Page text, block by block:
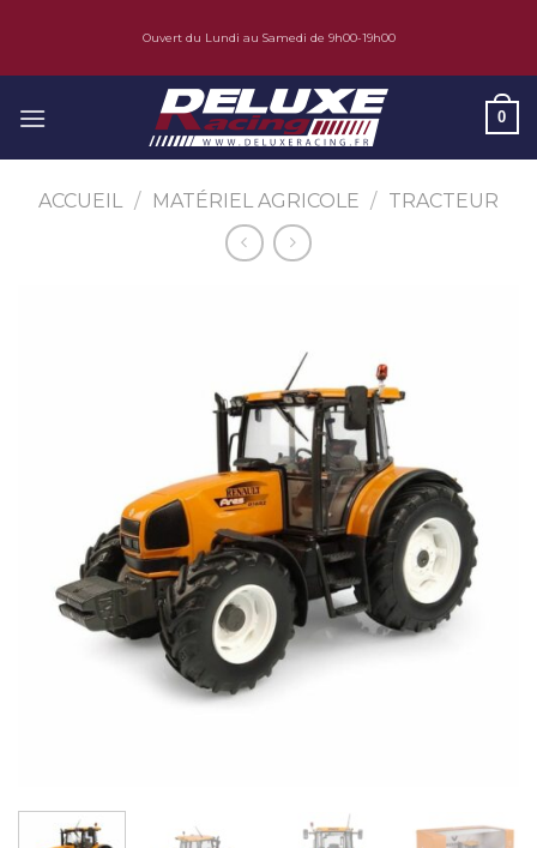
content
Ouvert du Lundi au Samedi de 9h00-19h00
0
ACCUEIL / MATÉRIEL AGRICOLE / TRACTEUR